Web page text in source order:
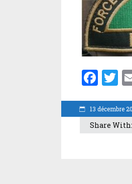
13 décembre
Share With: